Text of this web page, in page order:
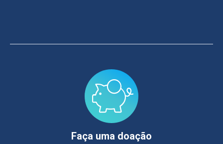
Faça uma doação